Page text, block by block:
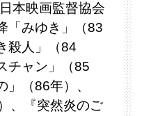
本映画監督協会
「みゆき」（83
殺人」（84
チャン」（85
」（86年）、
、『突然炎のご